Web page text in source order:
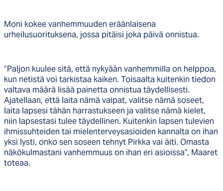
Moni kokee vanhemmuuden eräänlaisena
urheilusuorituksena, jossa pitäisi joka päivä onnistua.
”Paljon kuulee sitä, että nykyään vanhemmilla on helppoa,
kun netistä voi tarkistaa kaiken. Toisaalta kuitenkin tiedon
valtava määrä lisää painetta onnistua täydellisesti.
Ajatellaan, että laita nämä vaipat, valitse nämä soseet,
laita lapsesi tähän harrastukseen ja valitse nämä kielet,
niin lapsestasi tulee täydellinen. Kuitenkin lapsen tulevien
ihmissuhteiden tai mielenterveysasioiden kannalta on ihan
yksi lysti, onko sen soseen tehnyt Pirkka vai äiti. Omasta
näkökulmastani vanhemmuus on ihan eri asioissa”, Maaret
toteaa.